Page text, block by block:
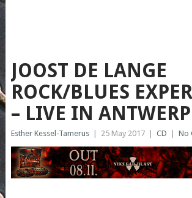
JOOST DE LANGE
ROCK/BLUES
– LIVE IN ANTWERP
Esther Kessel-Tamerus 25 May 2017 CD No